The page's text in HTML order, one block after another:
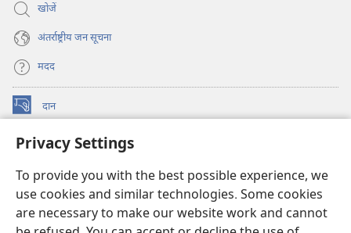
Privacy Settings
To provide you with the best possible experience, we
use cookies and similar technologies. Some cookies
are necessary to make our website work and cannot
खोजें
अंतर्राष्ट्रीय जन सूचना
मदद
दान
(opens
window)
वॉचटावर ऑनलाइन लाइब्रेरी
new
JW Hub ®
(opens
new
window)
ऐप